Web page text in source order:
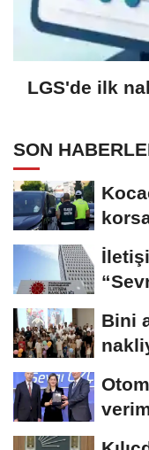
LGS'de ilk
SON
Bini